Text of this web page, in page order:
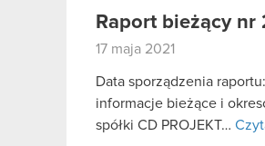
Raport bieżący nr
17 maja 2021
Data sporządzenia
informacje bieżące i
spółki CD PROJEKT…